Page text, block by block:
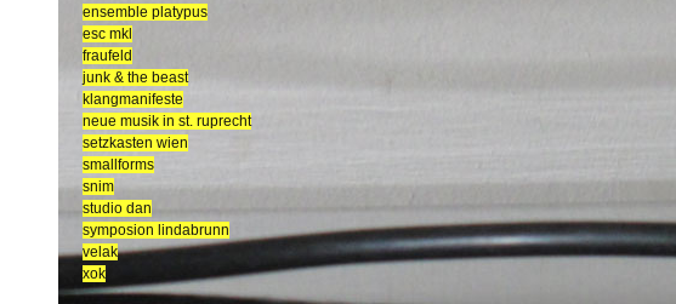
ensemble platypus
esc mkl
fraufeld
junk & the beast
klangmanifeste
neue musik in st. ruprecht
setzkasten wien
smallforms
snim
studio dan
symposion lindabrunn
velak
xok